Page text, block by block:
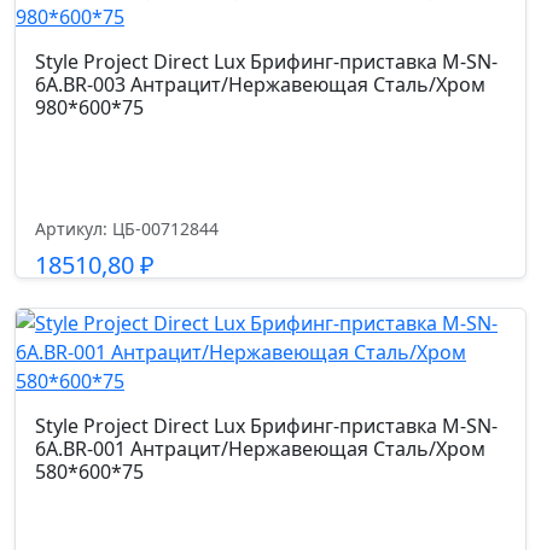
Style Project Direct Lux Брифинг-приставка M-SN-
6A.BR-003 Антрацит/Нержавеющая Сталь/Хром
980*600*75
Артикул: ЦБ-00712844
18510,80₽
Подробнее
Style Project Direct Lux Брифинг-приставка M-SN-
6A.BR-001 Антрацит/Нержавеющая Сталь/Хром
580*600*75